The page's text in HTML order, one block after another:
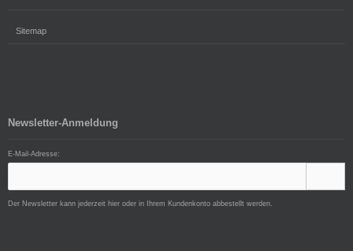
Sitemap
Newsletter-Anmeldung
E-Mail-Adresse:
Der Newsletter kann jederzeit hier oder in Ihrem Kundenkonto abbestellt werden.